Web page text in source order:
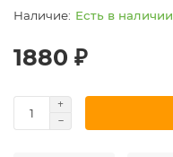
Есть в наличии
1880 ₽